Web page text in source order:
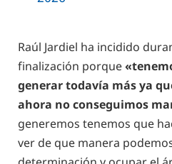
Raúl Jardiel ha incidido
finalización porque
generar todavía más ya
ahora no conseguimos
generemos tenemos que
ver de que manera